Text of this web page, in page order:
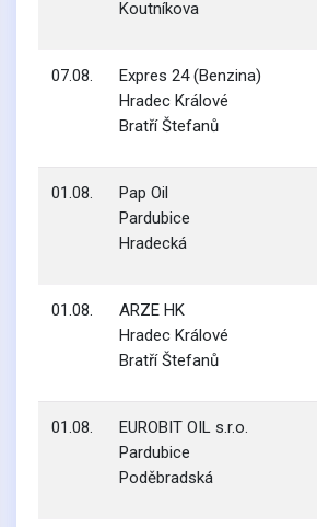
Koutníkova
07.08.
Expres 24 (Benzina)
Hradec Králové
Bratří Štefanů
01.08.
Pap Oil
Pardubice
Hradecká
01.08.
ARZE HK
Hradec Králové
Bratří Štefanů
01.08.
EUROBIT OIL s.r.o.
Pardubice
Poděbradská